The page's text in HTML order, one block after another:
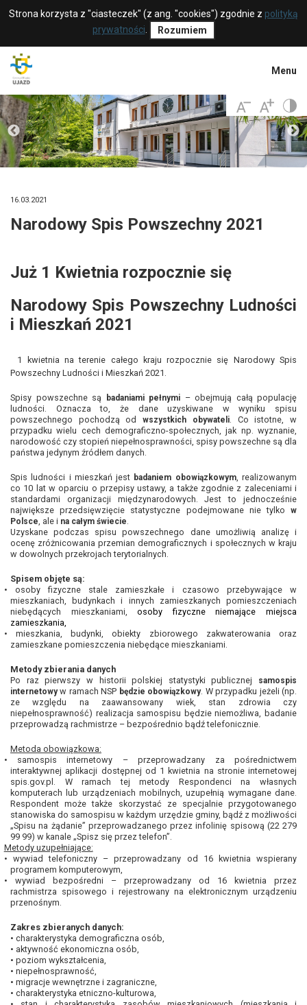
Strona korzysta z "ciasteczek" (z ang. "cookies") zgodnie z polityką
prywatności
Rozumiem
Menu
16.03.2021
Narodowy Spis Powszechny 2021
Już 1 Kwietnia rozpocznie się
Narodowy Spis Powszechny Ludności
i Mieszkań 2021
1 kwietnia na terenie całego kraju rozpocznie się Narodowy Spis
Powszechny Ludności i Mieszkań 2021.
Spisy powszechne są badaniami pełnymi – obejmują całą populację
ludności. Oznacza to, że dane uzyskiwane w wyniku spisu
powszechnego pochodzą odwszystkich obywateli. Co istotne, w
przypadku wielu cech demograficzno-społecznych, jak np. wyznanie,
narodowość czy stopień niepełnosprawności, spisy powszechne są dla
państwa jedynym źródłem danych.
Spis ludności i mieszkań jest badaniem obowiązkowym, realizowanym
co 10 lat w oparciu o przepisy ustawy, a także zgodnie z zaleceniami i
standardami organizacji międzynarodowych. Jest to jednocześnie
największe przedsięwzięcie statystyczne podejmowane nie tylko w
Polsce, ale i na całym świecie.
Uzyskane podczas spisu powszechnego dane umożliwią analizę i
ocenę zróżnicowania przemian demograficznych i społecznych w kraju
w dowolnych przekrojach terytorialnych.
Spisem objęte są:
•
osoby fizyczne stale zamieszkałe i czasowo przebywające w
mieszkaniach, budynkach i innych zamieszkanych pomieszczeniach
niebędących mieszkaniami,osoby fizyczne niemające miejsca
zamieszkania,
•
mieszkania, budynki, obiekty zbiorowego zakwaterowania oraz
zamieszkane pomieszczenia niebędące mieszkaniami.
Metody zbierania danych
Po raz pierwszy w historii polskiej statystyki publicznej
samospis
internetowyw ramach NSP będzie obowiązkowy. W przypadku jeżeli (np.
ze względu na zaawansowany wiek, stan zdrowia czy
niepełnosprawność) realizacja samospisu będzie niemożliwa, badanie
przeprowadzą rachmistrze – bezpośrednio bądź telefonicznie.
Metoda obowiązkowa:
•
samospis internetowy – przeprowadzany za pośrednictwem
interaktywnej aplikacji dostępnej od 1 kwietnia na stronie internetowej
spis.gov.pl. W ramach tej metody Respondenci na własnych
komputerach lub urządzeniach mobilnych, uzupełnią wymagane dane.
Respondent może także skorzystać ze specjalnie przygotowanego
stanowiska do samospisu w każdym urzędzie gminy, bądź z możliwości
„Spisu na żądanie” przeprowadzanego przez infolinię spisową (22 279
99 99) w kanale „Spisz się przez telefon”.
Metody uzupełniające:
• wywiad telefoniczny – przeprowadzany od 16 kwietnia
wspierany
programem komputerowym,
•
wywiad bezpośredni – przeprowadzany od 16 kwietnia przez
rachmistrza spisowego i rejestrowany na elektronicznym urządzeniu
przenośnym.
Zakres zbieranych danych:
• charakterystyka demograficzna osób,
• aktywność ekonomiczna osób,
• poziom wykształcenia,
• niepełnosprawność,
• migracje wewnętrzne i zagraniczne,
• charakterystyka etniczno-kulturowa,